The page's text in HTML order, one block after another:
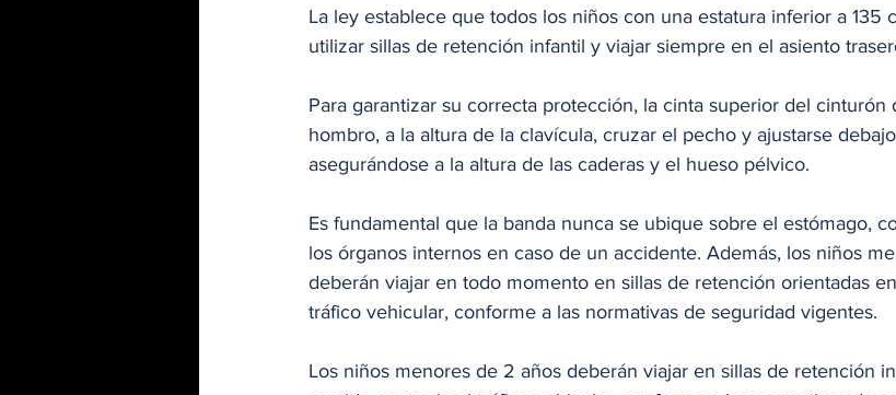
La ley establece que todos los niños con una estatura inferior a 135
utilizar sillas de retención infantil y viajar siempre en el asiento
Para garantizar su correcta protección, la cinta superior del cinturón
hombro, a la altura de la clavícula, cruzar el pecho y ajustarse
asegurándose a la altura de las caderas y el hueso pélvico.
Es fundamental que la banda nunca se ubique sobre el estómago,
los órganos internos en caso de un accidente. Además, los niños
deberán viajar en todo momento en sillas de retención orientadas
tráfico vehicular, conforme a las normativas de seguridad vigentes.
Los niños menores de 2 años deberán viajar en sillas de retención